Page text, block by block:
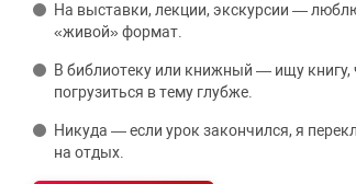
На выставки, лекции, экскурсии —
«живой» формат.
В библиотеку или книжный — ищу книгу,
погрузиться в тему глубже.
Никуда — если урок закончился, я
на отдых.